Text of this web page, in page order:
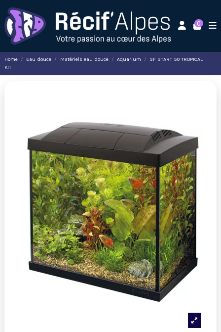
0
Home Eau douce Matériels eau douce Aquarium
SF START 50 TROPICAL
KIT